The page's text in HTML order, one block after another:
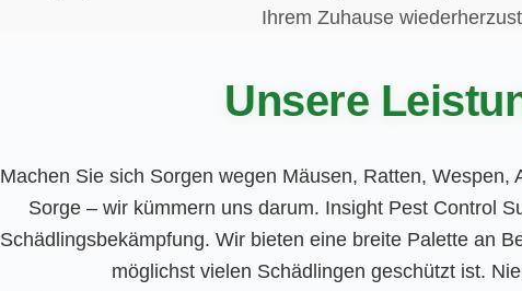
Ihrem Zuhause
Unsere
Machen Sie sich Sorgen wegen Mäusen, Ratten, Wespen,
Sorge – wir kümmern uns darum. Insight Pest Control
Schädlingsbekämpfung. Wir bieten eine breite Palette an
möglichst vielen Schädlingen geschützt ist.